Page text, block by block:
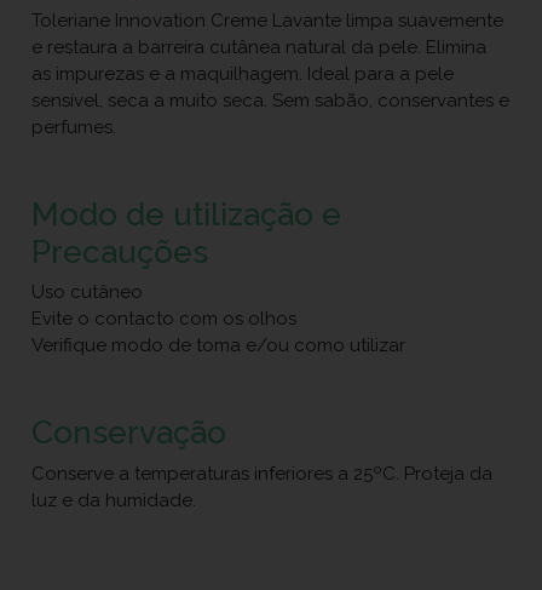
Toleriane Innovation Creme Lavante limpa suavemente
e restaura a barreira cutânea natural da pele. Elimina
as impurezas e a maquilhagem. Ideal para a pele
sensível, seca a muito seca. Sem sabão, conservantes e
perfumes.
Modo de utilização e
Precauções
Uso cutâneo
Evite o contacto com os olhos
Verifique modo de toma e/ou como utilizar
Conservação
Conserve a temperaturas inferiores a 25ºC. Proteja da
luz e da humidade.